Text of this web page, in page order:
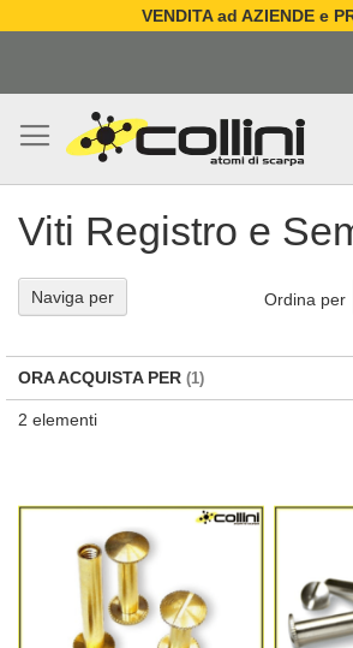
VENDITA ad AZIENDE e
contenuto
Viti Registro e
2 elementi
Ordina per
Naviga per
ORA ACQUISTA PER